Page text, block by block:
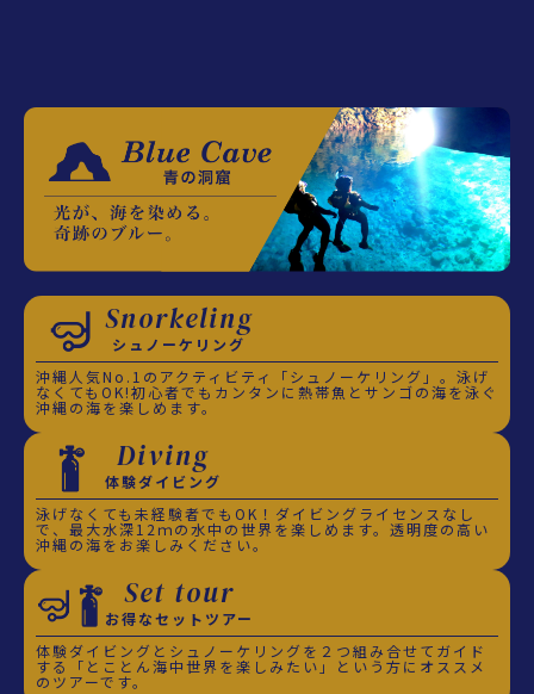
Snorkeling
シュノーケリング
沖縄人気No.1のアクティビティ「シュノーケリング」。泳げ
なくてもOK!初心者でもカンタンに熱帯魚とサンゴの海を泳ぐ
沖縄の海を楽しめます。
Diving
体験ダイビング
泳げなくても未経験者でもOK！ダイビングライセンスなし
で、最大水深12ｍの水中の世界を楽しめます。透明度の高い
沖縄の海をお楽しみください。
Set tour
お得なセットツアー
体験ダイビングとシュノーケリングを２つ組み合せてガイド
する「とことん海中世界を楽しみたい」という方にオススメ
のツアーです。